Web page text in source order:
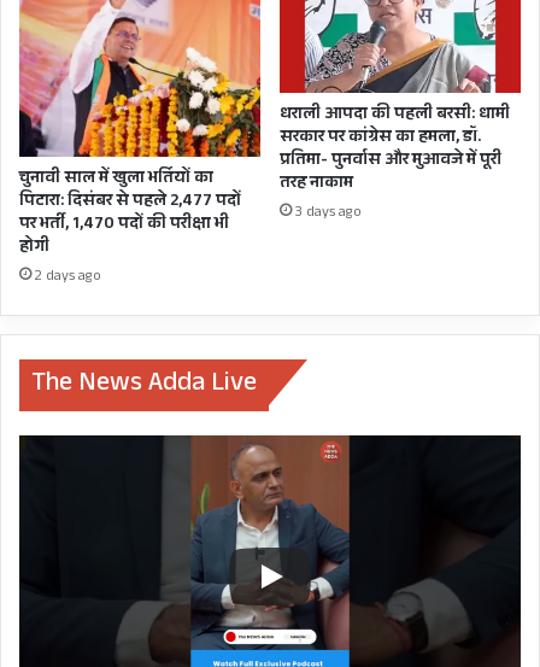
मनोज श्रीवास्तव, अनुसचिव रजनीश जैन मौजूद थे।
ABHINAV KUMAR IPS
CM PUSHKAR SINGH DHAMI
UTTARAKHAND
चुनावी साल में खुला भर्तियों का
पिटारा: दिसंबर से पहले 2,477 पदों
पर भर्ती, 1,470 पदों की परीक्षा भी
होगी
2 days ago
धराली आपदा की पहली बरसी: धामी
सरकार पर कांग्रेस का हमला, डॉ.
प्रतिमा- पुनर्वास और मुआवजे में पूरी
तरह नाकाम
3 days ago
The News Adda Live